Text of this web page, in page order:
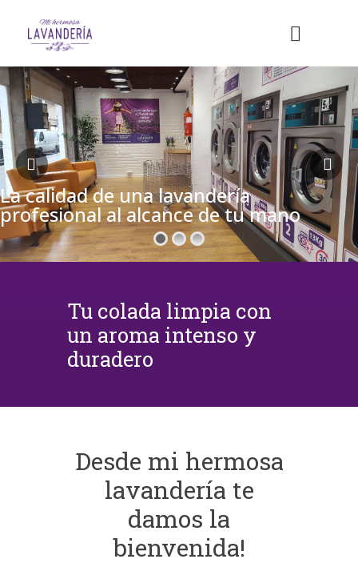
La calidad de una lavandería
profesional al alcance de tu mano
Tu colada limpia con
un aroma intenso y
duradero
Desde mi hermosa
lavandería te
damos la
bienvenida!